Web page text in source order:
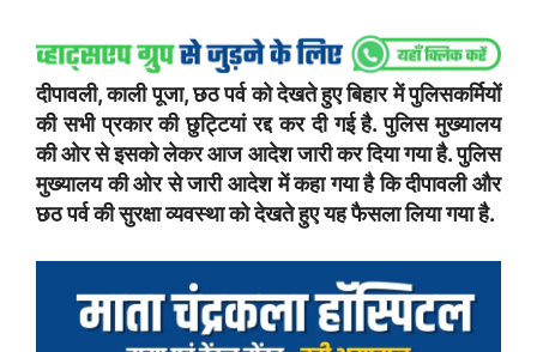
दीपावली, काली पूजा, छठ पर्व को देखते हुए बिहार में पुलिसकर्मियों
की सभी प्रकार की छुट्टियां रद्द कर दी गई है. पुलिस मुख्यालय
की ओर से इसको लेकर आज आदेश जारी कर दिया गया है. पुलिस
मुख्यालय की ओर से जारी आदेश में कहा गया है कि दीपावली और
छठ पर्व की सुरक्षा व्यवस्था को देखते हुए यह फैसला लिया गया है.